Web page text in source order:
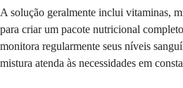
A solução geralmente inclui vitaminas,
para criar um pacote nutricional
monitora regularmente seus níveis
mistura atenda às necessidades em